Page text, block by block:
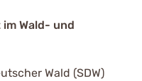
Wald- und
Wald (SDW)